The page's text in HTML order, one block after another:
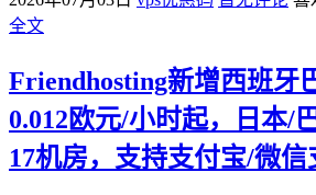
全文
Friendhosting新增西班牙
0.012欧元/小时起，日本/
17机房，支持支付宝/微信